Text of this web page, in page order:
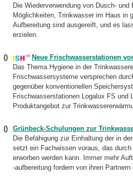
Die Wiederverwendung von Dusch-
Möglichkeiten, Trinkwasser im Haus in
Aufbereitung sind ausgereift, und es
erzielen.
()
Neue Frischwasserstationen
Das Thema Hygiene in der
Frischwassersysteme versprechen
gegenüber konventionellen
Frischwasserstationen Logalux FS und
Produktangebot zur
()
Grünbeck-Schulungen zur
Die Befähigung zur Einhaltung der in
setzt ein Fachwissen voraus, das durch
erworben werden kann. Immer mehr
-aufbereitung fordern von ihren